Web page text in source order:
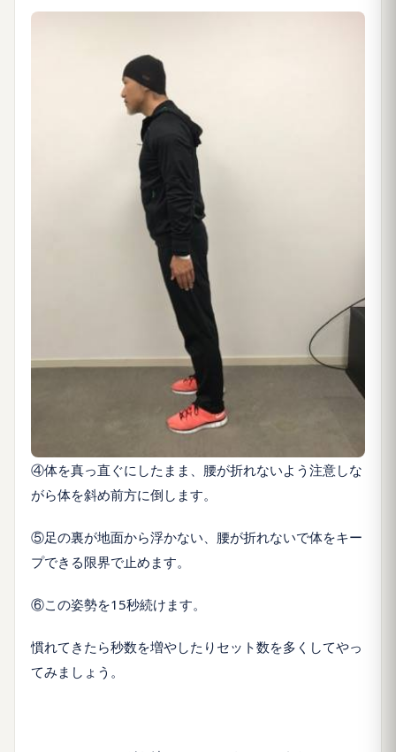
④体を真っ直ぐにしたまま、腰が折れないよう注意しな
がら体を斜め前方に倒します。
⑤足の裏が地面から浮かない、腰が折れないで体をキー
プできる限界で止めます。
⑥この姿勢を15秒続けます。
慣れてきたら秒数を増やしたりセット数を多くしてやっ
てみましょう。